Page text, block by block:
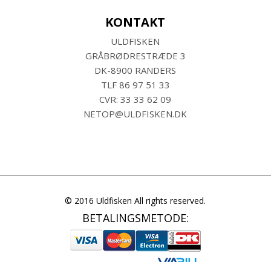
KONTAKT
ULDFISKEN
GRÅBRØDRESTRÆDE 3
DK-8900 RANDERS
TLF 86 97 51 33
CVR: 33 33 62 09
NETOP@ULDFISKEN.DK
© 2016 Uldfisken All rights reserved.
BETALINGSMETODE: